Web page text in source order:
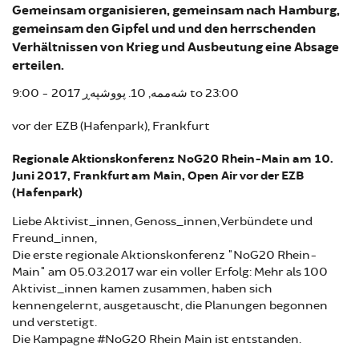
Gemeinsam organisieren, gemeinsam nach Hamburg,
gemeinsam den Gipfel und und den herrschenden
Verhältnissen von Krieg und Ausbeutung eine Absage
erteilen.
شەممە, 10. پووشپەڕ 2017 - 9:00 to23:00
vor der EZB (Hafenpark), Frankfurt
Regionale Aktionskonferenz NoG20 Rhein-Main am 10.
Juni 2017, Frankfurt am Main, Open Air vor der EZB
(Hafenpark)
Liebe Aktivist_innen, Genoss_innen, Verbündete und
Freund_innen,
Die erste regionale Aktionskonferenz "NoG20 Rhein-
Main" am 05.03.2017 war ein voller Erfolg: Mehr als 100
Aktivist_innen kamen zusammen, haben sich
kennengelernt, ausgetauscht, die Planungen begonnen
und verstetigt.
Die Kampagne #NoG20 Rhein Main ist entstanden.